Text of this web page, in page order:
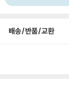
배송/반품/교환